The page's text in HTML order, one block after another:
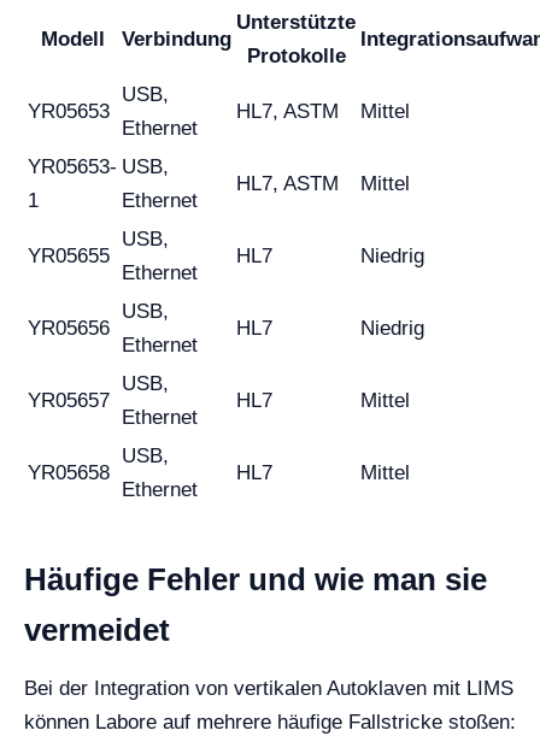
Modell Verbindung
Unterstützte
Protokolle
YR05653
USB,
Ethernet
HL7, ASTM Mittel
YR05653-
1
USB,
Ethernet
HL7, ASTM Mittel
YR05655
USB,
Ethernet
HL7 Niedrig
YR05656
USB,
Ethernet
HL7 Niedrig
YR05657
USB,
Ethernet
HL7 Mittel
YR05658
USB,
Ethernet
HL7 Mittel
Häufige Fehler und wie man sie
vermeidet
Bei der Integration von vertikalen Autoklaven mit LIMS
können Labore auf mehrere häufige Fallstricke stoßen: